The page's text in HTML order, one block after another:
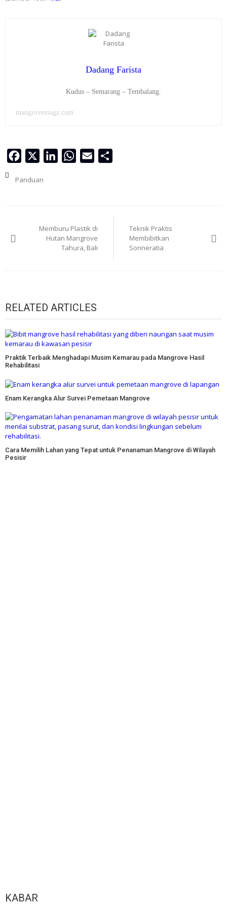
Dadang Farista
Kudus – Semarang – Tembalang.
mangrovemagz.com
Facebook LinkedInWhatsApp
Email
Panduan
pos
Memburu Plastik di
Hutan Mangrove
Tahura, Bali
Teknik Praktis
Membibitkan
Sonneratia
RELATED ARTICLES
Praktik Terbaik Menghadapi Musim Kemarau pada Mangrove Hasil
Rehabilitasi
Enam Kerangka Alur Survei Pemetaan Mangrove
Cara Memilih Lahan yang Tepat untuk Penanaman Mangrove di Wilayah
Pesisir
KABAR